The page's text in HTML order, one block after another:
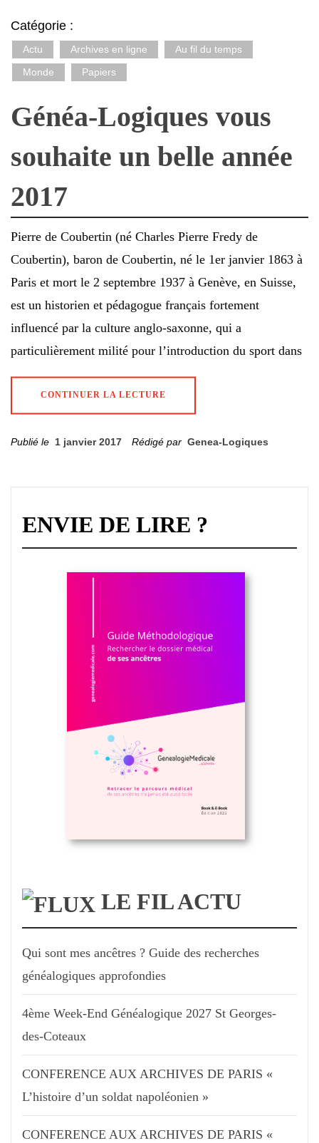
Catégorie :
Actu Archives en ligne
Au fil du temps
Monde
Papiers
Généa-Logiques vous
souhaite un belle année
2017
Pierre de Coubertin (né Charles Pierre Fredy de
Coubertin), baron de Coubertin, né le 1er janvier 1863 à
Paris et mort le 2 septembre 1937 à Genève, en Suisse,
est un historien et pédagogue français fortement
influencé par la culture anglo-saxonne, qui a
particulièrement milité pour l’introduction du sport dans
CONTINUER LA LECTURE
Publié le 1 janvier 2017 Rédigé par Genea-Logiques
ENVIE DE LIRE ?
LE FIL ACTU
Qui sont mes ancêtres ? Guide des recherches
généalogiques approfondies
4ème Week-End Généalogique 2027 St Georges-
des-Coteaux
CONFERENCE AUX ARCHIVES DE PARIS «
L’histoire d’un soldat napoléonien »
CONFERENCE AUX ARCHIVES DE PARIS «